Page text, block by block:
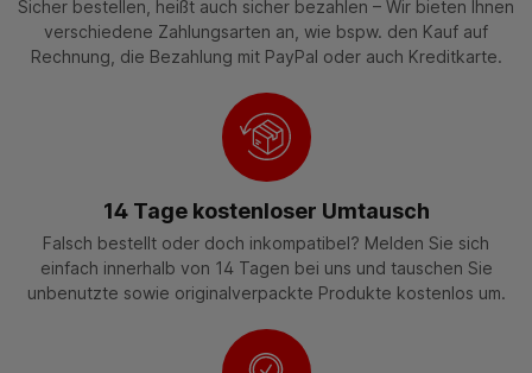
Sicher bestellen, heißt auch sicher bezahlen – Wir bieten Ihnen
verschiedene Zahlungsarten an, wie bspw. den Kauf auf
Rechnung, die Bezahlung mit PayPal oder auch Kreditkarte.
14 Tage kostenloser Umtausch
Falsch bestellt oder doch inkompatibel? Melden Sie sich
einfach innerhalb von 14 Tagen bei uns und tauschen Sie
unbenutzte sowie originalverpackte Produkte kostenlos um.